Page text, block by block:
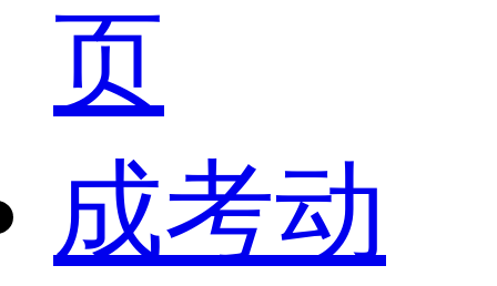
页
成考动